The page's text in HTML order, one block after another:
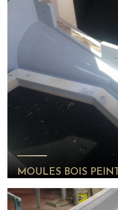
MOULES BOIS PEINT